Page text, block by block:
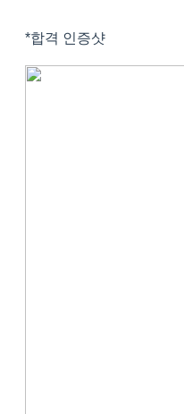
*합격 인증샷